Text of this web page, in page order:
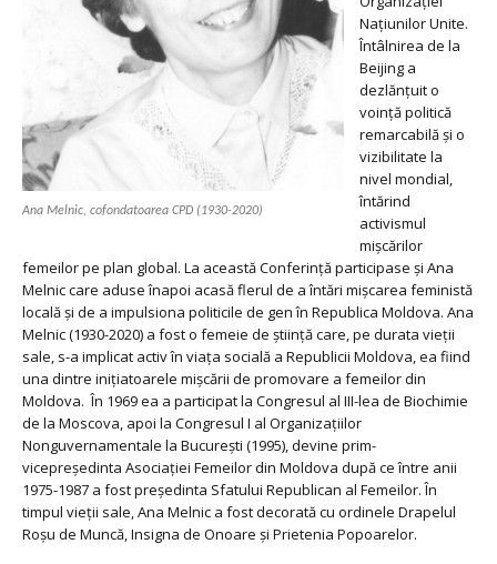
Ana Melnic, cofondatoarea CPD (1930-2020)
Națiunilor Unite.
Întâlnirea de la
Beijing a
dezlănțuit o
voință politică
remarcabilă și o
vizibilitate la
nivel mondial,
întărind
activismul
mișcărilor
femeilor pe plan global. La această Conferință participase și Ana
Melnic care aduse înapoi acasă flerul de a întări mișcarea feministă
locală și de a impulsiona politicile de gen în Republica Moldova. Ana
Melnic (1930-2020) a fost o femeie de știință care, pe durata vieții
sale, s-a implicat activ în viaţa socială a Republicii Moldova, ea fiind
una dintre inițiatoarele mișcării de promovare a femeilor din
Moldova. În 1969 ea a participat la Congresul al III-lea de Biochimie
de la Moscova, apoi la Congresul I al Organizaţiilor
Nonguvernamentale la Bucureşti (1995), devine prim-
vicepreşedinta Asociaţiei Femeilor din Moldova după ce între anii
1975-1987 a fost preşedinta Sfatului Republican al Femeilor. În
timpul vieții sale, Ana Melnic a fost decorată cu ordinele Drapelul
Roşu de Muncă, Insigna de Onoare și Prietenia Popoarelor.